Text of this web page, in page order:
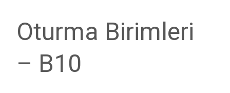
Oturma Birimleri
– B10